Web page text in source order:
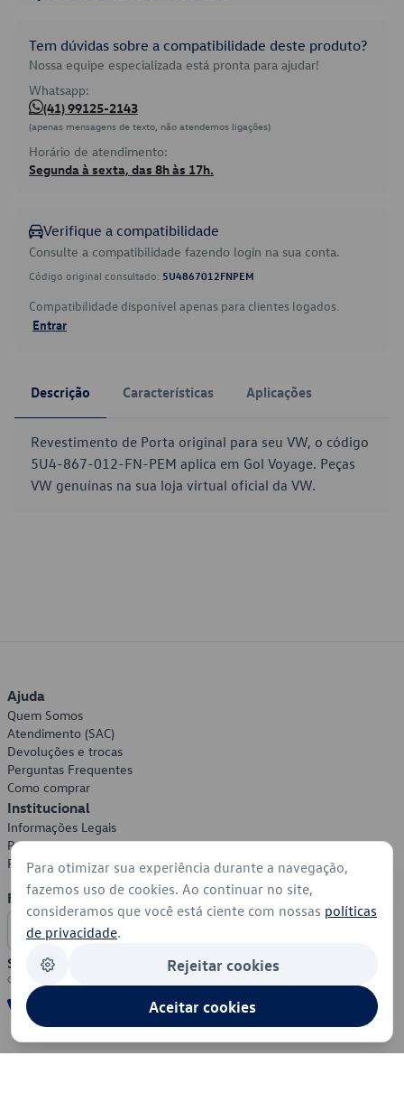
Tem dúvidas sobre a compatibilidade deste produto?
Nossa equipe especializada está pronta para ajudar!
Whatsapp:
(41) 99125-2143
(apenas mensagens de texto, não atendemos ligações)
Horário de atendimento:
Segunda à sexta, das 8h às 17h.
Verifique a compatibilidade
Consulte a compatibilidade fazendo login na sua conta.
Código original consultado: 5U4867012FNPEM
Compatibilidade disponível apenas para clientes logados.
Entrar
Descrição Características Aplicações
Revestimento de Porta original para seu VW, o código
5U4-867-012-FN-PEM aplica em Gol Voyage. Peças
VW genuínas na sua loja virtual oficial da VW.
Ajuda
Quem Somos
Atendimento (SAC)
Devoluções e trocas
Perguntas Frequentes
Como comprar
Institucional
Informações Legais
Política de Privacidade
Política de Cookies
Formas de Pagamento
Segurança
Para otimizar sua experiência durante a navegação,
fazemos uso de cookies. Ao continuar no site,
consideramos que você está ciente com nossas políticas
de privacidade.
Rejeitar cookies
Aceitar cookies